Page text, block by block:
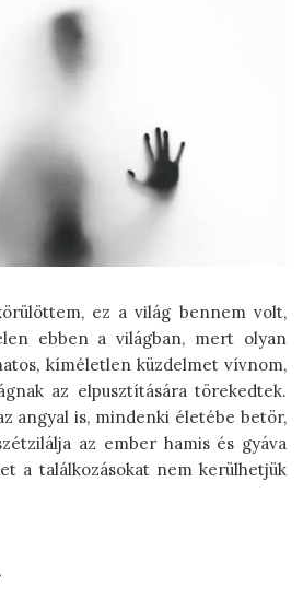
ez a világ bennem volt,
ebben a világban, mert olyan
kíméletlen küzdelmet vívnom,
az elpusztítására törekedtek.
angyal is, mindenki életébe betör,
az ember hamis és gyáva
a találkozásokat nem kerülhetjük